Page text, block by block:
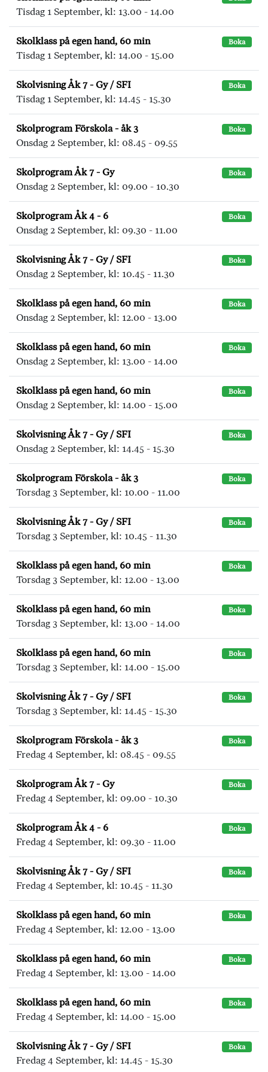
Tisdag 1 September, kl: 13.00 - 14.00
Skolklass på egen hand, 60 min Boka
Tisdag 1 September, kl: 14.00 - 15.00
Skolvisning Åk 7 - Gy / SFI Boka
Tisdag 1 September, kl: 14.45 - 15.30
Skolprogram Förskola - åk 3 Boka
Onsdag 2 September, kl: 08.45 - 09.55
Skolprogram Åk 7 - Gy Boka
Onsdag 2 September, kl: 09.00 - 10.30
Skolprogram Åk 4 - 6 Boka
Onsdag 2 September, kl: 09.30 - 11.00
Skolvisning Åk 7 - Gy / SFI Boka
Onsdag 2 September, kl: 10.45 - 11.30
Skolklass på egen hand, 60 min Boka
Onsdag 2 September, kl: 12.00 - 13.00
Skolklass på egen hand, 60 min Boka
Onsdag 2 September, kl: 13.00 - 14.00
Skolklass på egen hand, 60 min Boka
Onsdag 2 September, kl: 14.00 - 15.00
Skolvisning Åk 7 - Gy / SFI Boka
Onsdag 2 September, kl: 14.45 - 15.30
Skolprogram Förskola - åk 3 Boka
Torsdag 3 September, kl: 10.00 - 11.00
Skolvisning Åk 7 - Gy / SFI Boka
Torsdag 3 September, kl: 10.45 - 11.30
Skolklass på egen hand, 60 min Boka
Torsdag 3 September, kl: 12.00 - 13.00
Skolklass på egen hand, 60 min Boka
Torsdag 3 September, kl: 13.00 - 14.00
Skolklass på egen hand, 60 min Boka
Torsdag 3 September, kl: 14.00 - 15.00
Skolvisning Åk 7 - Gy / SFI Boka
Torsdag 3 September, kl: 14.45 - 15.30
Skolprogram Förskola - åk 3 Boka
Fredag 4 September, kl: 08.45 - 09.55
Skolprogram Åk 7 - Gy Boka
Fredag 4 September, kl: 09.00 - 10.30
Skolprogram Åk 4 - 6 Boka
Fredag 4 September, kl: 09.30 - 11.00
Skolvisning Åk 7 - Gy / SFI Boka
Fredag 4 September, kl: 10.45 - 11.30
Skolklass på egen hand, 60 min Boka
Fredag 4 September, kl: 12.00 - 13.00
Skolklass på egen hand, 60 min Boka
Fredag 4 September, kl: 13.00 - 14.00
Skolklass på egen hand, 60 min Boka
Fredag 4 September, kl: 14.00 - 15.00
Skolvisning Åk 7 - Gy / SFI Boka
Fredag 4 September, kl: 14.45 - 15.30